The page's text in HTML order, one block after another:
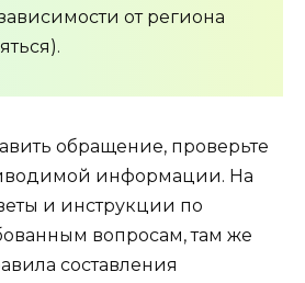
от региона
обращение, проверьте
информации. На
и инструкции по
вопросам, там же
составления